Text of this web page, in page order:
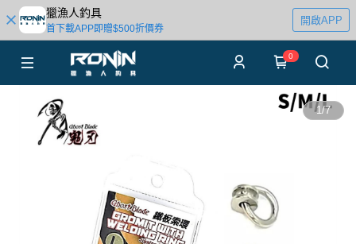
獵漁人釣具
首下載APP即贈$500折價券
開啟APP
0
1/7